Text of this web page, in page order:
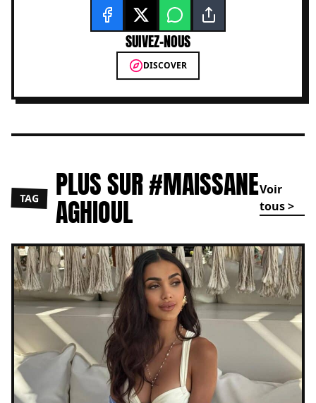
SUIVEZ-NOUS
DISCOVER
TAG PLUS SUR #MAISSANE
AGHIOUL
Voir
tous >